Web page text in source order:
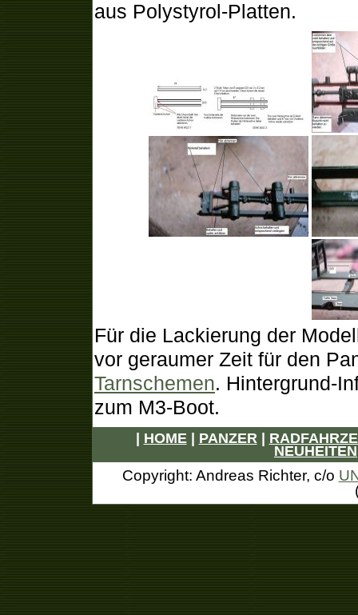
aus Polystyrol-Platten.
Für die Lackierung der
vor geraumer Zeit für den
Tarnschemen. Hintergrund-
zum M3-Boot.
HOME| PANZER|
NEUHEITEN
Copyright: Andreas Richter, c/o